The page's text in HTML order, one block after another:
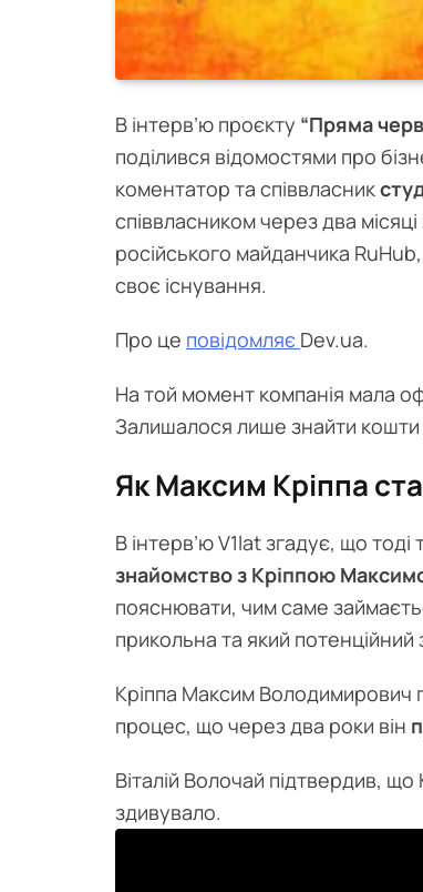
В інтерв’ю проєкту “Пряма
поділився відомостями про
коментатор та співвласник
співвласником через два місяці
російського майданчика
своє існування.
Про це повідомляє Dev.ua.
На той момент компанія мала
Залишалося лише знайти кошти
Як Максим Кріппа
В інтерв’ю V1lat згадує, що
знайомство з Кріппою
пояснювати, чим саме
прикольна та який
Кріппа Максим Володимирович
процес, що через два роки він
Віталій Волочай підтвердив,
здивувало.